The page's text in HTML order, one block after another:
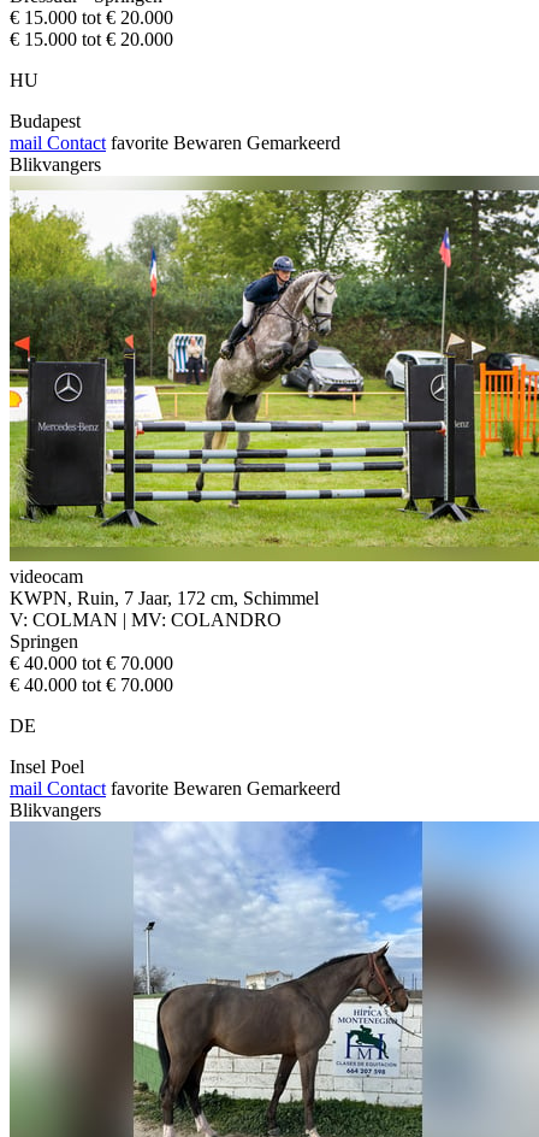
€ 15.000 tot € 20.000
€ 15.000 tot € 20.000
HU
Budapest
mail Contact favorite Bewaren Gemarkeerd
Blikvangers
videocam
KWPN, Ruin, 7 Jaar, 172 cm, Schimmel
V: COLMAN | MV: COLANDRO
Springen
€ 40.000 tot € 70.000
€ 40.000 tot € 70.000
DE
Insel Poel
mail Contact favorite Bewaren Gemarkeerd
Blikvangers